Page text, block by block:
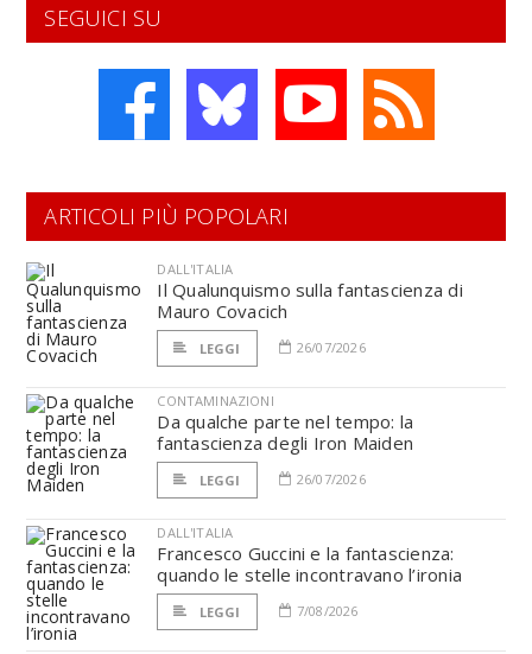
SEGUICI SU
ARTICOLI PIÙ POPOLARI
DALL'ITALIA
Il Qualunquismo sulla fantascienza di
Mauro Covacich
LEGGI 26/07/2026
CONTAMINAZIONI
Da qualche parte nel tempo: la
fantascienza degli Iron Maiden
LEGGI 26/07/2026
DALL'ITALIA
Francesco Guccini e la fantascienza:
quando le stelle incontravano l’ironia
LEGGI 7/08/2026